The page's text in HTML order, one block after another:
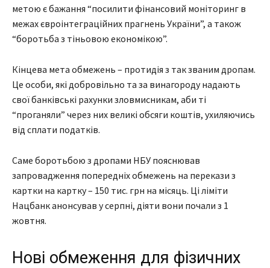
метою є бажання “посилити фінансовий моніторинг в
межах євроінтеграційних прагнень України”, а також
“боротьба з тіньовою економікою”.
Кінцева мета обмежень – протидія з так званим дропам.
Це особи, які добровільно та за винагороду надають
свої банківські рахунки зловмисникам, аби ті
“проганяли” через них великі обсяги коштів, ухиляючись
від сплати податків.
Саме боротьбою з дропами НБУ пояснював
запровадження попередніх обмежень на перекази з
картки на картку – 150 тис. грн на місяць. Ці ліміти
Нацбанк анонсував у серпні, діяти вони почали з 1
жовтня.
Нові обмеження для фізичних